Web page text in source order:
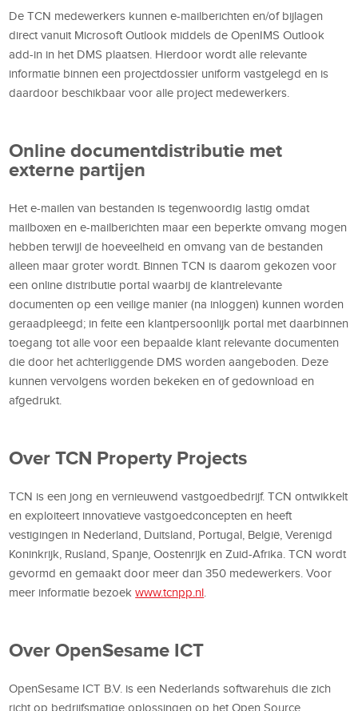
De TCN medewerkers kunnen e-mailberichten en/of bijlagen
direct vanuit Microsoft Outlook middels de OpenIMS Outlook
add-in in het DMS plaatsen. Hierdoor wordt alle relevante
informatie binnen een projectdossier uniform vastgelegd en is
daardoor beschikbaar voor alle project medewerkers.
Online documentdistributie met
externe partijen
Het e-mailen van bestanden is tegenwoordig lastig omdat
mailboxen en e-mailberichten maar een beperkte omvang mogen
hebben terwijl de hoeveelheid en omvang van de bestanden
alleen maar groter wordt. Binnen TCN is daarom gekozen voor
een online distributie portal waarbij de klantrelevante
documenten op een veilige manier (na inloggen) kunnen worden
geraadpleegd; in feite een klantpersoonlijk portal met daarbinnen
toegang tot alle voor een bepaalde klant relevante documenten
die door het achterliggende DMS worden aangeboden. Deze
kunnen vervolgens worden bekeken en of gedownload en
afgedrukt.
Over TCN Property Projects
TCN is een jong en vernieuwend vastgoedbedrijf. TCN ontwikkelt
en exploiteert innovatieve vastgoedconcepten en heeft
vestigingen in Nederland, Duitsland, Portugal, België, Verenigd
Koninkrijk, Rusland, Spanje, Oostenrijk en Zuid-Afrika. TCN wordt
gevormd en gemaakt door meer dan 350 medewerkers. Voor
meer informatie bezoekwww.tcnpp.nl
Over OpenSesame ICT
OpenSesame ICT B.V. is een Nederlands softwarehuis die zich
richt op bedrijfsmatige oplossingen op het Open Source